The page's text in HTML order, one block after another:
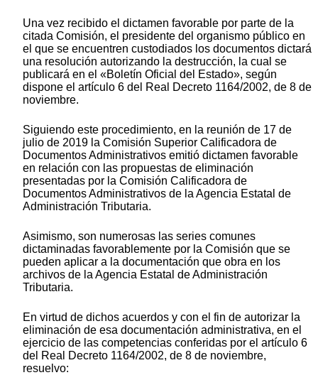
Una vez recibido el dictamen favorable por parte de la
citada Comisión, el presidente del organismo público en
el que se encuentren custodiados los documentos dictará
una resolución autorizando la destrucción, la cual se
publicará en el «Boletín Oficial del Estado», según
dispone el artículo 6 del Real Decreto 1164/2002, de 8 de
noviembre.
Siguiendo este procedimiento, en la reunión de 17 de
julio de 2019 la Comisión Superior Calificadora de
Documentos Administrativos emitió dictamen favorable
en relación con las propuestas de eliminación
presentadas por la Comisión Calificadora de
Documentos Administrativos de la Agencia Estatal de
Administración Tributaria.
Asimismo, son numerosas las series comunes
dictaminadas favorablemente por la Comisión que se
pueden aplicar a la documentación que obra en los
archivos de la Agencia Estatal de Administración
Tributaria.
En virtud de dichos acuerdos y con el fin de autorizar la
eliminación de esa documentación administrativa, en el
ejercicio de las competencias conferidas por el artículo 6
del Real Decreto 1164/2002, de 8 de noviembre,
resuelvo: